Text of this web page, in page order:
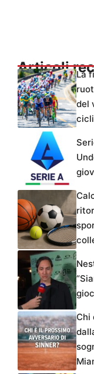
Articoli
La
del
Chi